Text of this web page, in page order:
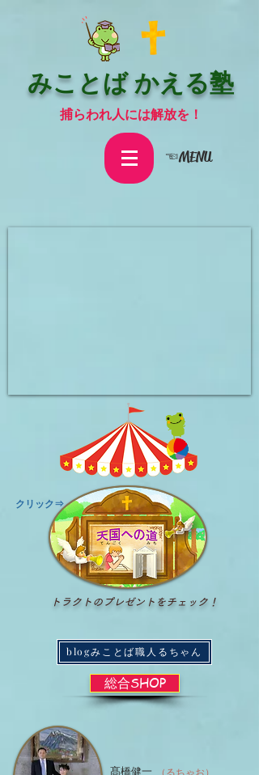
みことば かえる塾
捕らわれ人には解放を！
☜MENU
​クリック⇒
トラクトのプレゼントをチェック！
blogみことば職人るちゃん
総合SHOP
（るちゃお）
髙橋健一